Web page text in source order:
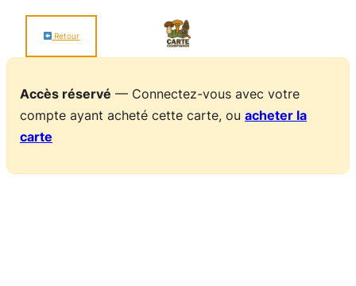
Retour
Accès réservé — Connectez-vous avec votre
compte ayant acheté cette carte, ou acheter la
carte